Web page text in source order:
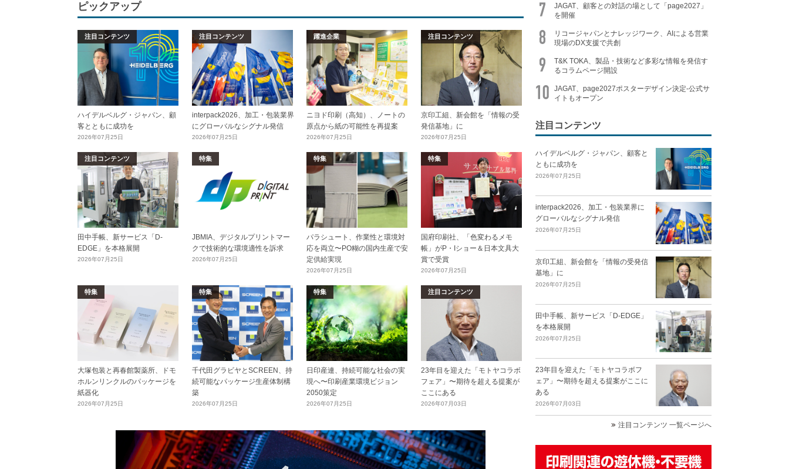
ピックアップ
注目コンテンツ
ハイデルベルグ・ジャパン、顧
客とともに成功を
2026年07月25日
注目コンテンツ
interpack2026、加工・包装業界
にグローバルなシグナル発信
2026年07月25日
躍進企業
ニヨド印刷（高知）、ノートの
原点から紙の可能性を再提案
2026年07月25日
注目コンテンツ
京印工組、新会館を「情報の受
発信基地」に
2026年07月25日
注目コンテンツ
田中手帳、新サービス「D-
EDGE」を本格展開
2026年07月25日
特集
JBMIA、デジタルプリントマー
クで技術的な環境適性を訴求
2026年07月25日
特集
パラシュート、作業性と環境対
応を両立〜PO糊の国内生産で安
定供給実現
2026年07月25日
特集
国府印刷社、「色変わるメモ
帳」がP・Iショー＆日本文具大
賞で受賞
2026年07月25日
特集
大塚包装と再春館製薬所、ドモ
ホルンリンクルのパッケージを
紙器化
2026年07月25日
特集
千代田グラビヤとSCREEN、持
続可能なパッケージ生産体制構
築
2026年07月25日
特集
日印産連、持続可能な社会の実
現へ〜印刷産業環境ビジョン
2050策定
2026年07月25日
注目コンテンツ
23年目を迎えた「モトヤコラボ
フェア」〜期待を超える提案が
ここにある
2026年07月03日
JAGAT、顧客との対話の場として「page2027」
を開催
リコージャパンとナレッジワーク、AIによる営業
現場のDX支援で共創
T&K TOKA、製品・技術など多彩な情報を発信す
るコラムページ開設
JAGAT、page2027ポスターデザイン決定-公式サ
イトもオープン
注目コンテンツ
ハイデルベルグ・ジャパン、顧客と
ともに成功を
2026年07月25日
interpack2026、加工・包装業界に
グローバルなシグナル発信
2026年07月25日
京印工組、新会館を「情報の受発信
基地」に
2026年07月25日
田中手帳、新サービス「D-EDGE」
を本格展開
2026年07月25日
23年目を迎えた「モトヤコラボフ
ェア」〜期待を超える提案がここに
ある
2026年07月03日
注目コンテンツ 一覧ページへ